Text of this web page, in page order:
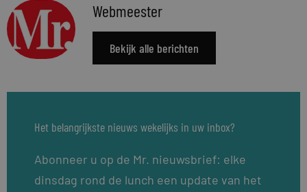
Webmeester
Bekijk alle berichten
Het belangrijkste nieuws wekelijks in uw inbox?
Abonneer u op de Mr. nieuwsbrief: elke
dinsdag rond de lunch een update van het